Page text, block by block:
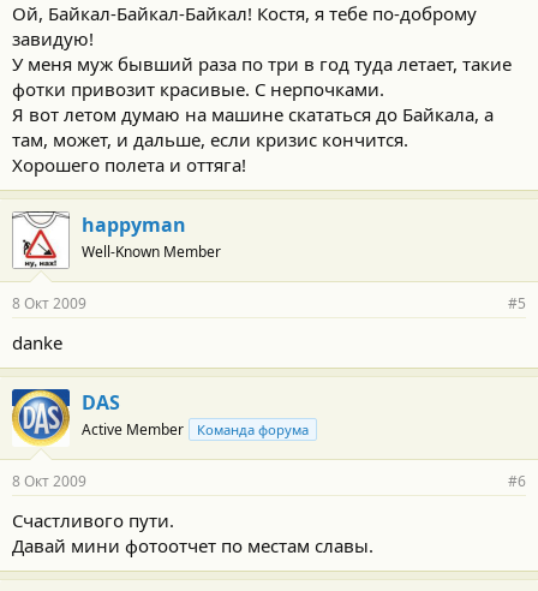
Ой, Байкал-Байкал-Байкал! Костя, я тебе по-доброму
завидую!
У меня муж бывший раза по три в год туда летает, такие
фотки привозит красивые. С нерпочками.
Я вот летом думаю на машине скататься до Байкала, а
там, может, и дальше, если кризис кончится.
Хорошего полета и оттяга!
happyman
Well-Known Member
8 Окт 2009 #5
danke
DAS
Active Member Команда форума
8 Окт 2009 #6
Счастливого пути.
Давай мини фотоотчет по местам славы.